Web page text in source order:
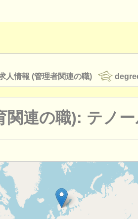
人情報 (管理者関連の職)
クラシック音楽ニュース
グイン
関連の職): テノ
ール